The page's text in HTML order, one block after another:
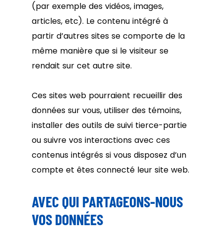
(par exemple des vidéos, images,
articles, etc). Le contenu intégré à
partir d’autres sites se comporte de la
même manière que si le visiteur se
rendait sur cet autre site.
Ces sites web pourraient recueillir des
données sur vous, utiliser des témoins,
installer des outils de suivi tierce-partie
ou suivre vos interactions avec ces
contenus intégrés si vous disposez d’un
compte et êtes connecté leur site web.
AVEC QUI PARTAGEONS-NOUS
VOS DONNÉES